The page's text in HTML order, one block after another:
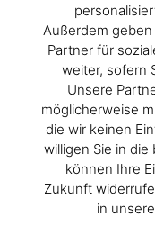
Außerdem
Partner für
weiter, sofern
Unsere
möglicherweise
die wir keinen
willigen Sie in die
können Ihre
Zukunft
in